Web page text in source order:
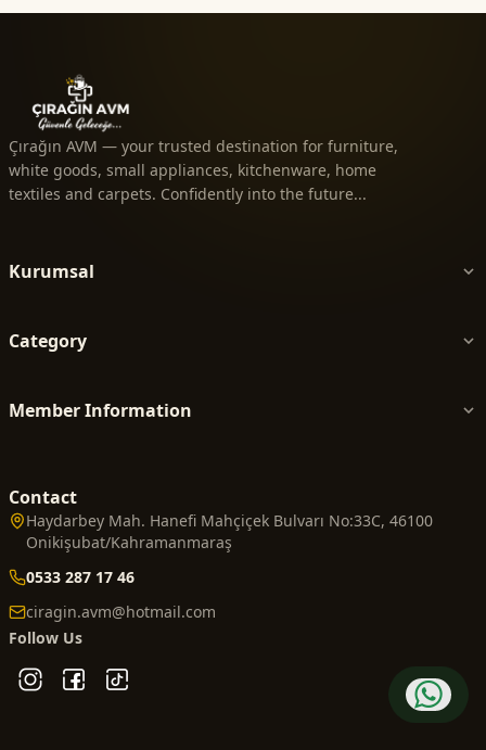
Çırağın AVM — your trusted destination for furniture,
white goods, small appliances, kitchenware, home
textiles and carpets. Confidently into the future...
Kurumsal
Category
Member Information
Contact
Haydarbey Mah. Hanefi Mahçiçek Bulvarı No:33C, 46100
Onikişubat/Kahramanmaraş
0533 287 17 46
ciragin.avm@hotmail.com
Follow Us